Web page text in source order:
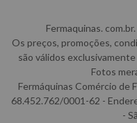
Fermaquinas.
Os preços, promoções,
são válidos
Fotos
Fermáquinas Comércio de
68.452.762/0001-62 -
-